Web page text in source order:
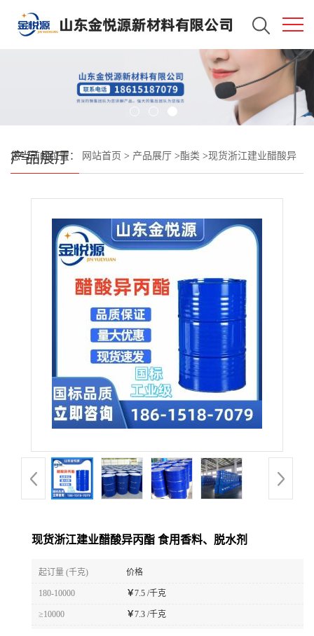
产品展厅
您当前的位置： 网站首页 > 产品展厅 >酯类 >现货浙江建业醋酸异
现货浙江建业醋酸异丙酯 食用香料、脱水剂
起订量 (千克) 价格
180-10000 ￥7.5 /千克
≥10000 ￥7.3 /千克